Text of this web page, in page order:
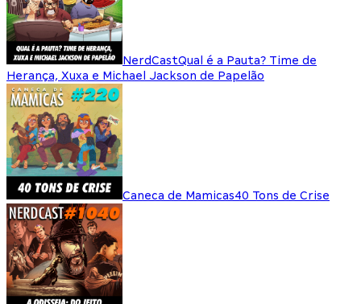
NerdCastQual é a Pauta? Time de
Herança, Xuxa e Michael Jackson de Papelão
Caneca de Mamicas40 Tons de Crise